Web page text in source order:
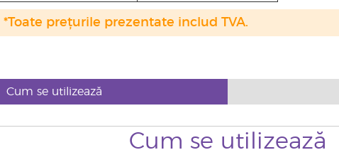
*Toate prețurile prezentate includ TVA.
Cum se utilizează
Cum se utilizează